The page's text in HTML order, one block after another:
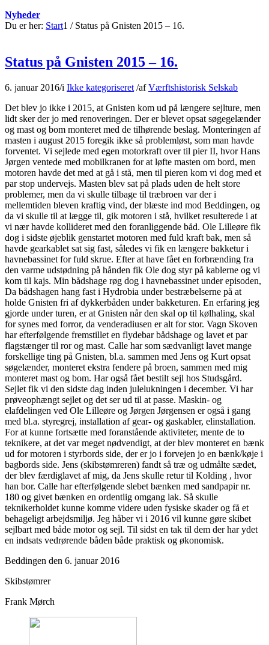
Nyheder
Du er her: Start1 / Status på Gnisten 2015 – 16.
Status på Gnisten 2015 – 16.
6. januar 2016/i Ikke kategoriseret /afVærftshistorisk Selskab
Det blev jo ikke i 2015, at Gnisten kom ud på længere sejlture, men
lidt sker der jo med renoveringen. Der er blevet opsat søgegelænder
og mast og bom monteret med de tilhørende beslag. Monteringen af
masten i august 2015 foregik ikke så problemløst, som man havde
forventet. Vi sejlede med egen motorkraft over til pier II, hvor Hans
Jørgen ventede med mobilkranen for at løfte masten om bord, men
motoren havde det med at gå i stå, men til pieren kom vi dog med et
par stop undervejs. Masten blev sat på plads uden de helt store
problemer, men da vi skulle tilbage til træbroen var der i
mellemtiden bleven kraftig vind, der blæste ind mod Beddingen, og
da vi skulle til at lægge til, gik motoren i stå, hvilket resulterede i at
vi nær havde kollideret med den foranliggende båd. Ole Lilleøre fik
dog i sidste øjeblik genstartet motoren med fuld kraft bak, men så
havde gearkablet sat sig fast, således vi fik en længere bakketur i
havnebassinet for fuld skrue. Efter at have fået en forbrænding fra
den varme udstødning på hånden fik Ole dog styr på kablerne og vi
kom til kajs. Min bådshage røg dog i havnebassinet under episoden,
Da bådshagen hang fast i Hydrobia under bestræbelserne på at
holde Gnisten fri af dykkerbåden under bakketuren. En erfaring jeg
gjorde under turen, er at Gnisten når den skal op til kølhaling, skal
for synes med forror, da venderadiusen er alt for stor. Vagn Skoven
har efterfølgende fremstillet en flydebar bådshage og lavet et par
flagstænger til ror og mast. Calle har som sædvanligt lavet mange
forskellige ting på Gnisten, bl.a. sammen med Jens og Kurt opsat
søgelænder, monteret ekstra fendere på broen, sammen med mig
monteret mast og bom. Har også fået bestilt sejl hos Studsgård.
Sejlet fik vi den sidste dag inden julelukningen i december. Vi har
prøveophængt sejlet og det ser ud til at passe. Maskin- og
elafdelingen ved Ole Lilleøre og Jørgen Jørgensen er også i gang
med bl.a. styregrej, installation af gear- og gaskabler, elinstallation.
For at kunne fortsætte med foranstående aktiviteter, mente de to
teknikere, at det var meget nødvendigt, at der blev monteret en bænk
ud for motoren i styrbords side, der er jo i forvejen jo en bænk/køje i
bagbords side. Jens (skibstømreren) fandt så træ og udmålte sædet,
der blev færdiglavet af mig, da Jens skulle retur til Kolding , hvor
han bor. Calle har efterfølgende slebet bænken med sandpapir nr.
180 og givet bænken en ordentlig omgang lak. Så skulle
teknikerholdet kunne komme videre uden fysiske skader og få et
behageligt arbejdsmiljø. Jeg håber vi i 2016 vil kunne gøre skibet
sejlbart med både motor og sejl. Til sidst en tak til dem der har ydet
en indsats vedrørende båden både praktisk og økonomisk.
Beddingen den 6. januar 2016
Skibstømrer
Frank Mørch